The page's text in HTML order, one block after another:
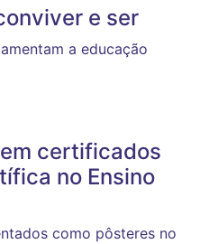
e ser
a educação
certificados
no Ensino
como pôsteres no